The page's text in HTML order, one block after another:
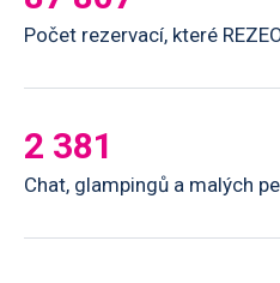
Počet rezervací, které
2 381
Chat, glampingů a malých